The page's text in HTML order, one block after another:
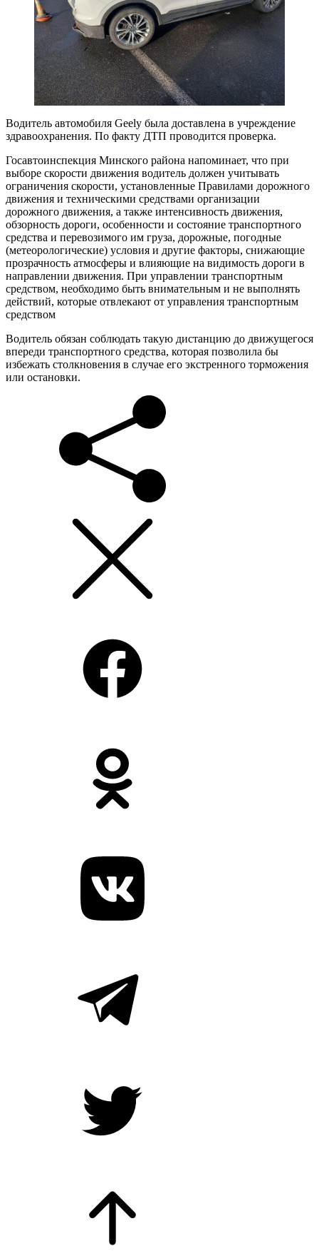
Водитель автомобиля Geely была доставлена в учреждение
здравоохранения. По факту ДТП проводится проверка.
Госавтоинспекция Минского района напоминает, что при
выборе скорости движения водитель должен учитывать
ограничения скорости, установленные Правилами дорожного
движения и техническими средствами организации
дорожного движения, а также интенсивность движения,
обзорность дороги, особенности и состояние транспортного
средства и перевозимого им груза, дорожные, погодные
(метеорологические) условия и другие факторы, снижающие
прозрачность атмосферы и влияющие на видимость дороги в
направлении движения. При управлении транспортным
средством, необходимо быть внимательным и не выполнять
действий, которые отвлекают от управления транспортным
средством
Водитель обязан соблюдать такую дистанцию до движущегося
впереди транспортного средства, которая позволила бы
избежать столкновения в случае его экстренного торможения
или остановки.